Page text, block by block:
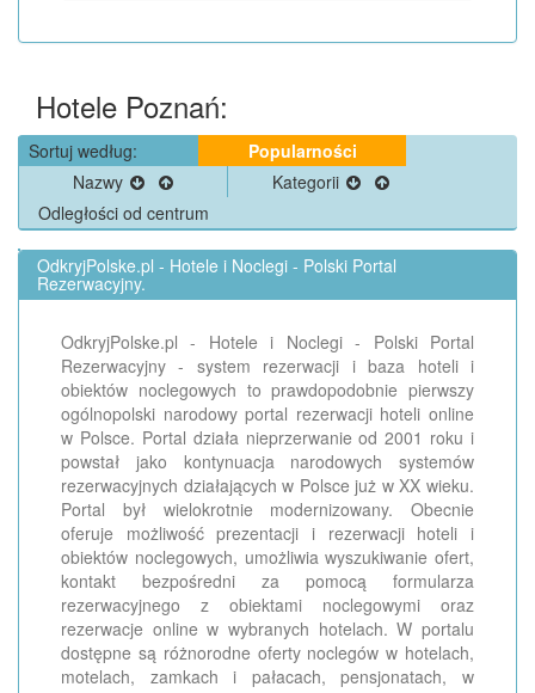
Hotele Poznań:
Sortuj według:
Popularności
Nazwy
Kategorii
Odległości od centrum
OdkryjPolske.pl - Hotele i Noclegi - Polski Portal
Rezerwacyjny.
OdkryjPolske.pl - Hotele i Noclegi - Polski Portal
Rezerwacyjny - system rezerwacji i baza hoteli i
obiektów noclegowych to prawdopodobnie pierwszy
ogólnopolski narodowy portal rezerwacji hoteli online
w Polsce. Portal działa nieprzerwanie od 2001 roku i
powstał jako kontynuacja narodowych systemów
rezerwacyjnych działających w Polsce już w XX wieku.
Portal był wielokrotnie modernizowany. Obecnie
oferuje możliwość prezentacji i rezerwacji hoteli i
obiektów noclegowych, umożliwia wyszukiwanie ofert,
kontakt bezpośredni za pomocą formularza
rezerwacyjnego z obiektami noclegowymi oraz
rezerwacje online w wybranych hotelach. W portalu
dostępne są różnorodne oferty noclegów w hotelach,
motelach, zamkach i pałacach, pensjonatach, w